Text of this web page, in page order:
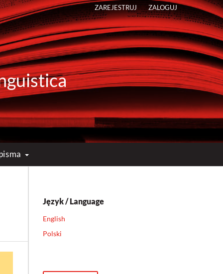
ZAREJESTRUJ ZALOGUJ
Język / Language
English
Polski